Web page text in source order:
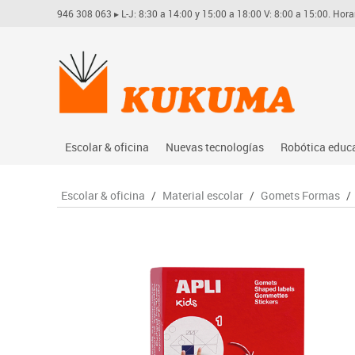
946 308 063 ▸ L-J: 8:30 a 14:00 y 15:00 a 18:00 V: 8:00 a 15:00.
Escolar & oficina
Archivo
Nuevas tecnologías
Audio
Soportes
Videoconferencia
Videoproyección
Robótica
Arduino
Escolar & oficina / Material escolar / Gomets Formas /